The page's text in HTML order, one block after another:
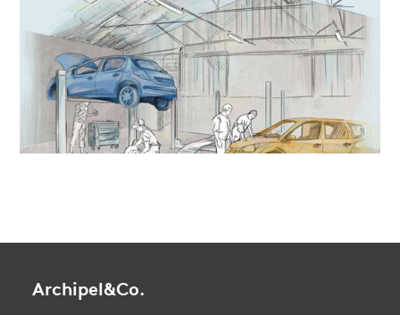
Archipel&Co.